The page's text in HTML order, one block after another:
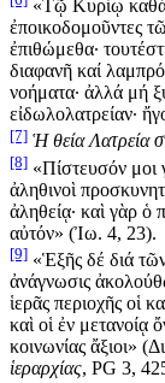
«Τῷ Κυρίῳ
ἐποικοδομοῦντες
ἐπιθώμεθα·
διαφανῆ καί
νοήματα· ἀλλά μή
εἰδωλολατρείαν·
[7] Ἡ θεία Λατρεία
[8] «Πίστευσόν μοι
ἀληθινοὶ
ἀληθείᾳ· καὶ γὰρ ὁ
αὐτόν» (Ἰω. 4, 23).
[9] «Ἑξῆς δέ διά
ἀνάγνωσις
ἱερᾶς περιοχῆς οἱ
καὶ οἱ ἐν μετανοίᾳ
κοινωνίας ἄξιοι»
ἱεραρχίας, PG 3,